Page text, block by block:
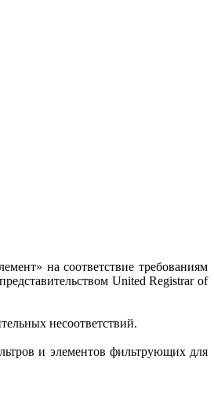
на соответствие требованиям
United Registrar of
несоответствий.
и элементов фильтрующих для